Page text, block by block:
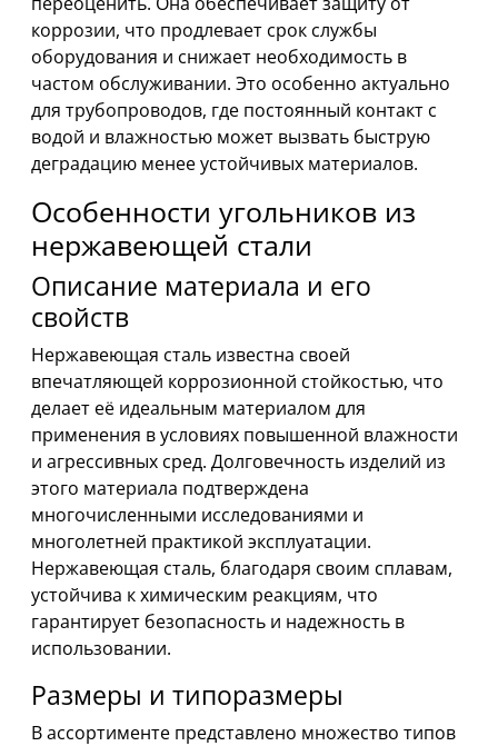
коррозии, что продлевает срок службы
оборудования и снижает необходимость в
частом обслуживании. Это особенно актуально
для трубопроводов, где постоянный контакт с
водой и влажностью может вызвать быструю
деградацию менее устойчивых материалов.
Особенности угольников из
нержавеющей стали
Описание материала и его
свойств
Нержавеющая сталь известна своей
впечатляющей коррозионной стойкостью, что
делает её идеальным материалом для
применения в условиях повышенной влажности
и агрессивных сред. Долговечность изделий из
этого материала подтверждена
многочисленными исследованиями и
многолетней практикой эксплуатации.
Нержавеющая сталь, благодаря своим сплавам,
устойчива к химическим реакциям, что
гарантирует безопасность и надежность в
использовании.
Размеры и типоразмеры
В ассортименте представлено множество типов